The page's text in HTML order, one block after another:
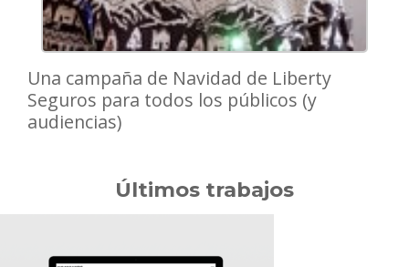
Una campaña de Navidad de Liberty
Seguros para todos los públicos (y
audiencias)
Últimos trabajos